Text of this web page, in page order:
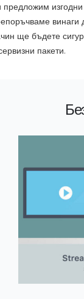
предложим
винаги
ще бъдете
пакети.